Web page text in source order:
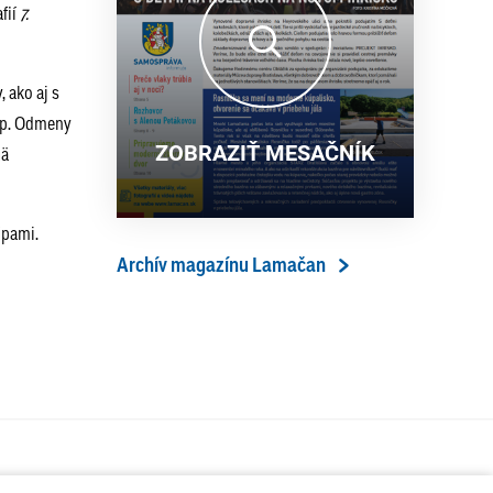
7.
ako aj s
Odmeny
18. 6. 2026
13. ročník Simultánky pod
lipami v Lamači priniesol
výborný šach aj príjemnú
komunitnú atmosféru
ZOBRAZIŤ MESAČNÍK
Archív magazínu Lamačan